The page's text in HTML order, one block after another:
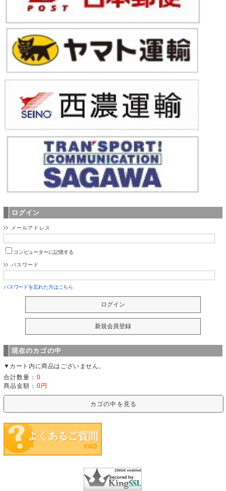
ログイン
メールアドレス
コンピューターに記憶する
パスワード
パスワードを忘れた方はこちら
現在のカゴの中
▼カート内に商品はございません。
合計数量： 0
商品金額： 0円
カゴの中を見る